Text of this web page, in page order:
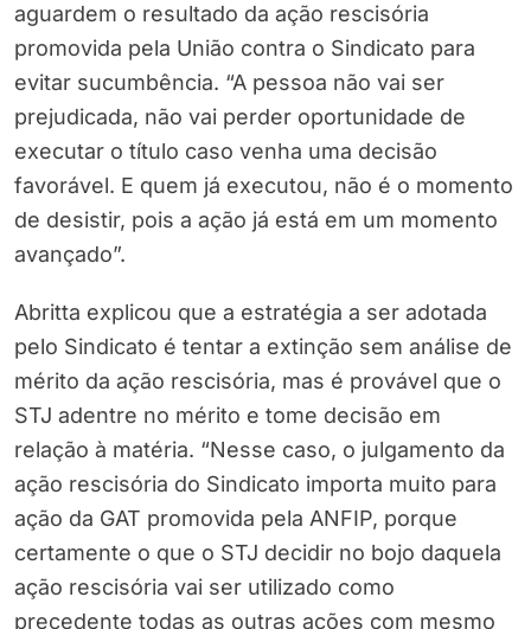
aguardem o resultado da ação rescisória
promovida pela União contra o Sindicato para
evitar sucumbência. “A pessoa não vai ser
prejudicada, não vai perder oportunidade de
executar o título caso venha uma decisão
favorável. E quem já executou, não é o momento
de desistir, pois a ação já está em um momento
avançado”.
Abritta explicou que a estratégia a ser adotada
pelo Sindicato é tentar a extinção sem análise de
mérito da ação rescisória, mas é provável que o
STJ adentre no mérito e tome decisão em
relação à matéria. “Nesse caso, o julgamento da
ação rescisória do Sindicato importa muito para
ação da GAT promovida pela ANFIP, porque
certamente o que o STJ decidir no bojo daquela
ação rescisória vai ser utilizado como
precedente todas as outras ações com mesmo